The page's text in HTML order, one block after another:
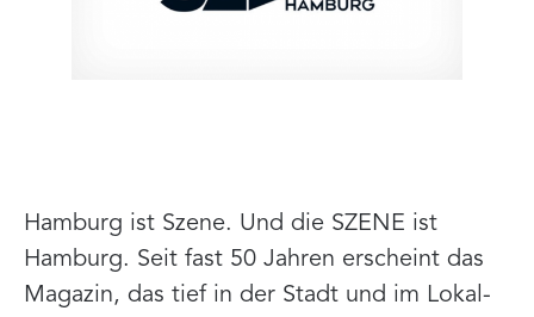
Hamburg ist Szene. Und die SZENE ist
Hamburg. Seit fast 50 Jahren erscheint das
Magazin, das tief in der Stadt und im Lokal-